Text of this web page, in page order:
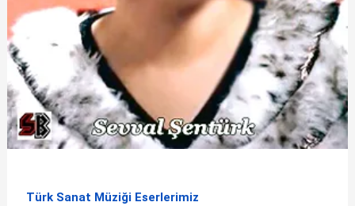
Türk Sanat Müziği Eserlerimiz